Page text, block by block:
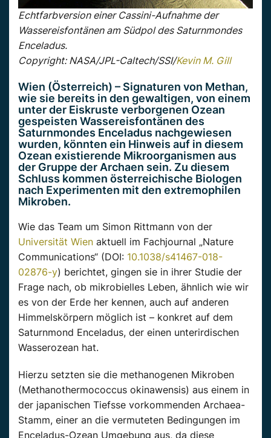
Echtfarbversion einer Cassini-Aufnahme der
Wassereisfontänen am Südpol des Saturnmondes
Enceladus.
Copyright: NASA/JPL-Caltech/SSI/Kevin M. Gill
Wien (Österreich) – Signaturen von Methan,
wie sie bereits in den gewaltigen, von einem
unter der Eiskruste verborgenen Ozean
gespeisten Wassereisfontänen des
Saturnmondes Enceladus nachgewiesen
wurden, könnten ein Hinweis auf in diesem
Ozean existierende Mikroorganismen aus
der Gruppe der Archaen sein. Zu diesem
Schluss kommen österreichische Biologen
nach Experimenten mit den extremophilen
Mikroben.
Wie das Team um Simon Rittmann von der
Universität Wien aktuell im Fachjournal „Nature
Communications“ (DOI: 10.1038/s41467-018-
02876-y) berichtet, gingen sie in ihrer Studie der
Frage nach, ob mikrobielles Leben, ähnlich wie wir
es von der Erde her kennen, auch auf anderen
Himmelskörpern möglich ist – konkret auf dem
Saturnmond Enceladus, der einen unterirdischen
Wasserozean hat.
Hierzu setzten sie die methanogenen Mikroben
(Methanothermococcus okinawensis) aus einem in
der japanischen Tiefsse vorkommenden Archaea-
Stamm, einer an die vermuteten Bedingungen im
Enceladus-Ozean Umgebung aus, da diese